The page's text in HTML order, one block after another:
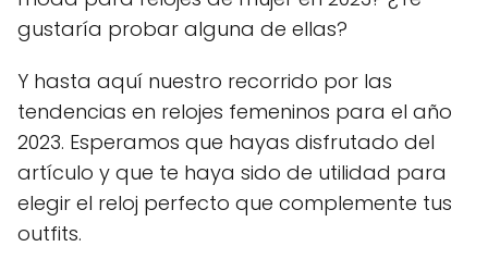
gustaría probar alguna de ellas?
Y hasta aquí nuestro recorrido por las
tendencias en relojes femeninos para el año
2023. Esperamos que hayas disfrutado del
artículo y que te haya sido de utilidad para
elegir el reloj perfecto que complemente tus
outfits.